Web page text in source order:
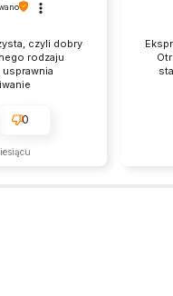
czyli dobry
rodzaju
0